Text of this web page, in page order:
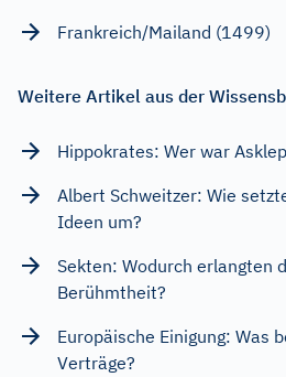
Frankreich/Mailand (1499)
Weitere Artikel aus der
Hippokrates: Wer war
Albert Schweitzer: Wie
Ideen um?
Sekten: Wodurch erlangten
Berühmtheit?
Europäische Einigung: Was
Verträge?